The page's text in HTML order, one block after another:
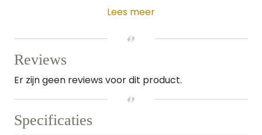
Lees meer
Reviews
Er zijn geen reviews voor dit product.
Specificaties